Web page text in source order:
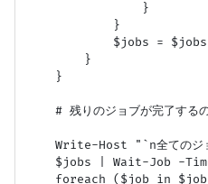
                }
            }
$jobs =
        }
    }
# 残りのジョブが完了する
Write-Host "`n全てのジ
$jobs | Wait-Job -
foreach ($job in